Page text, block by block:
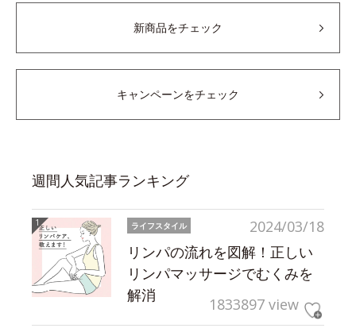
新商品をチェック
キャンペーンをチェック
週間人気記事ランキング
2024/03/18
ライフスタイル
リンパの流れを図解！正しい
リンパマッサージでむくみを
解消
1833897 view